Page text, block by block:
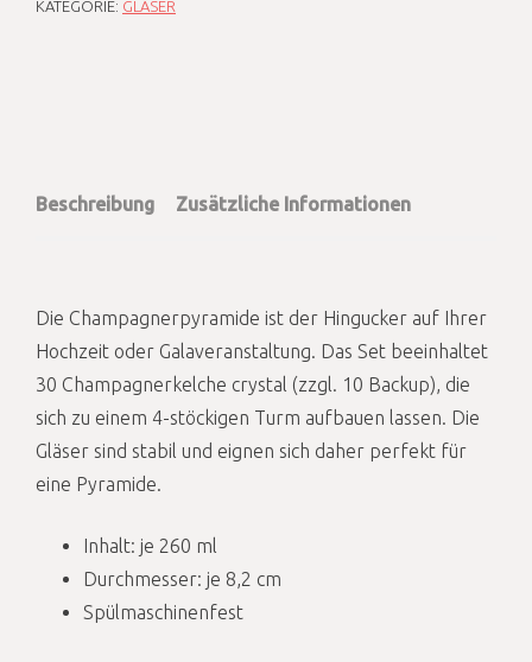
KATEGORIE: GLÄSER
Beschreibung Zusätzliche Informationen
Die Champagnerpyramide ist der Hingucker auf Ihrer
Hochzeit oder Galaveranstaltung. Das Set beeinhaltet
30 Champagnerkelche crystal (zzgl. 10 Backup), die
sich zu einem 4-stöckigen Turm aufbauen lassen. Die
Gläser sind stabil und eignen sich daher perfekt für
eine Pyramide.
Inhalt: je 260 ml
Durchmesser: je 8,2 cm
Spülmaschinenfest